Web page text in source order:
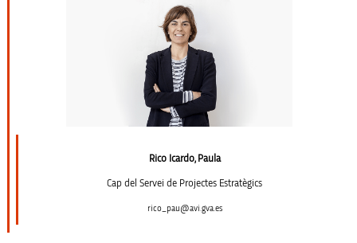
Rico Icardo, Paula
Cap del Servei de Projectes Estratègics
rico_pau@avi.gva.es